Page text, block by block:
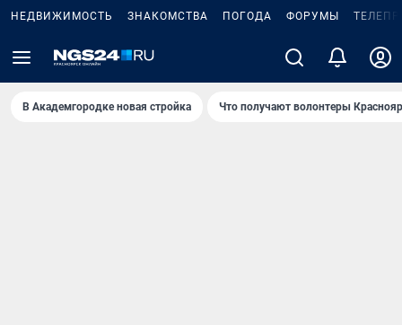
НЕДВИЖИМОСТЬ ЗНАКОМСТВА ПОГОДА ФОРУМЫ
В Академгородке новая стройка Что получают волонтеры